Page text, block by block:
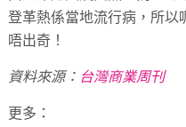
登革熱係當地流行病，所以
唔出奇！
資料來源： 台灣商業周刊
更多：